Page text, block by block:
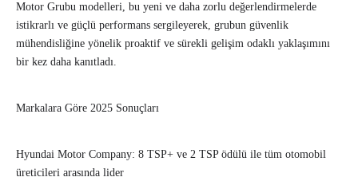
Motor Grubu modelleri, bu yeni ve daha zorlu değerlendirmelerde
istikrarlı ve güçlü performans sergileyerek, grubun güvenlik
mühendisliğine yönelik proaktif ve sürekli gelişim odaklı yaklaşımını
bir kez daha kanıtladı.
Markalara Göre 2025 Sonuçları
Hyundai Motor Company: 8 TSP+ ve 2 TSP ödülü ile tüm otomobil
üreticileri arasında lider